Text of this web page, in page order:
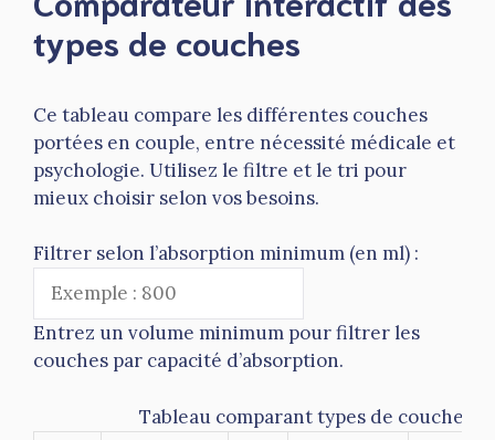
types de couches
Ce tableau compare les différentes couches
portées en couple, entre nécessité médicale et
psychologie. Utilisez le filtre et le tri pour
mieux choisir selon vos besoins.
Filtrer selon l’absorption minimum (en ml) :
Entrez un volume minimum pour filtrer les
couches par capacité d’absorption.
Tableau comparant types de couches,